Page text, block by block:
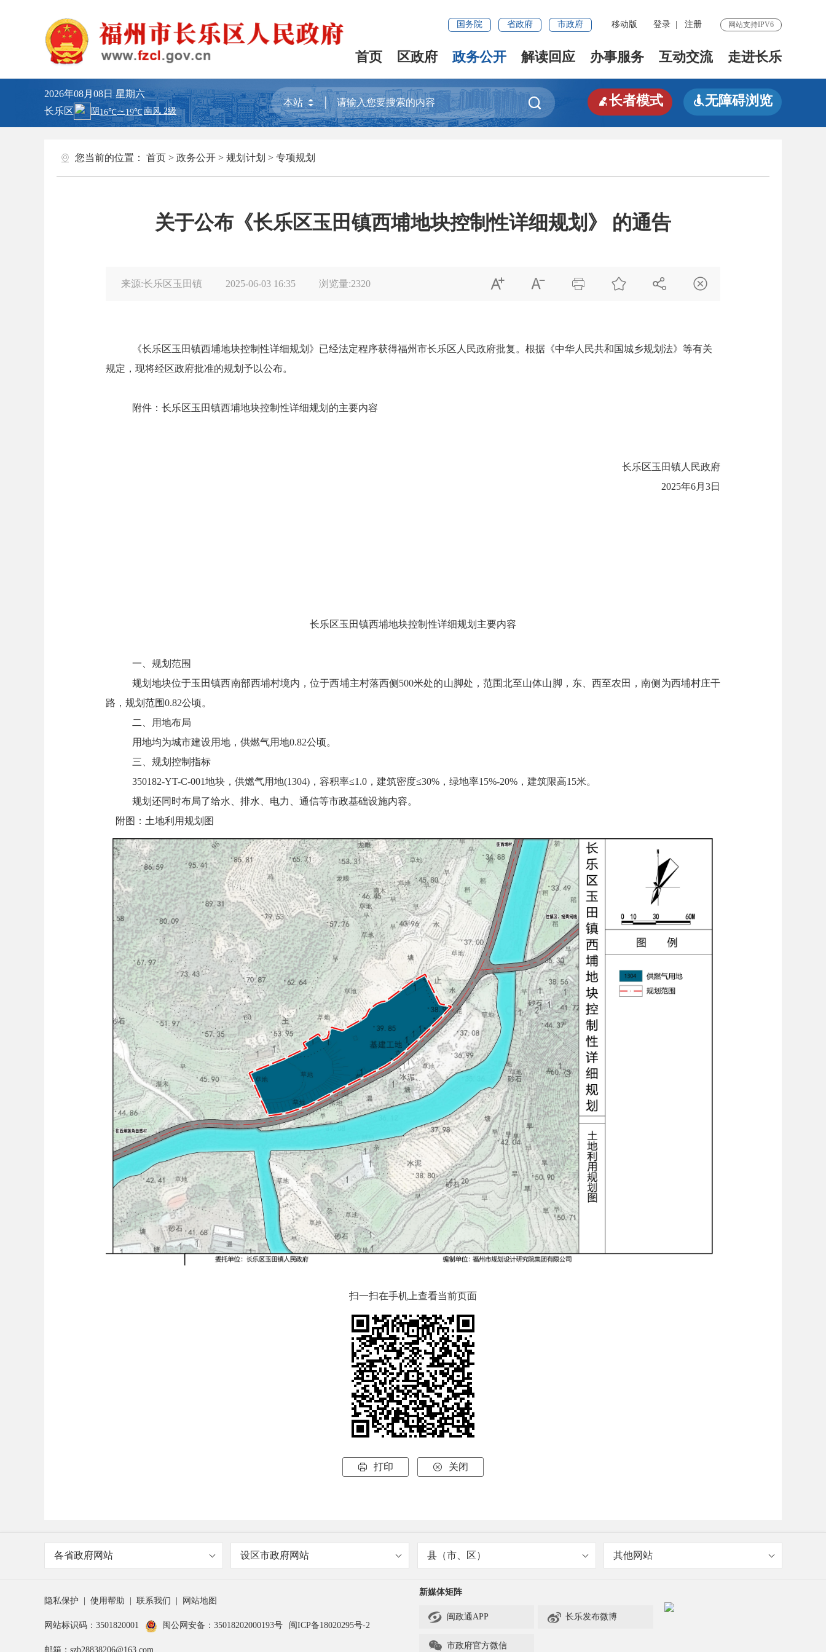
国务院 省政府 市政府 移动版 登录 注册 网站支持IPV6
首页 区政府 政务公开 解读回应 办事服务 互动交流 走进长乐
2026年08月08日 星期六
长乐区
 长者模式 无障碍浏览
您当前的位置： 首页 > 政务公开 > 规划计划 > 专项规划
关于公布《长乐区玉田镇西埔地块控制性详细规划》 的通告
来源:长乐区玉田镇 2025-06-03 16:35 浏览量:2320      
《长乐区玉田镇西埔地块控制性详细规划》已经法定程序获得福州市长乐区人民政府批复 。 根据《中华人民共和国城乡规划法》等有关
规定，现将经区政府批准的规划予以公布。
附件：长乐区玉田镇西埔地块控制性详细规划的主要内容
长乐区玉田镇人民政府
2025年6月 3日
长乐区玉田镇西埔地块控制性详细规划主要内容
一、规划范围
规划地块位于玉田镇西南部西埔村境内，位于西埔主村落西侧 500米处的山脚处，范围北至山体山脚，东、西至农田，南侧为西埔村庄干
路，规划范围0.82公顷。
二、用地布局
用地均为城市建设用地，供燃气用地0.82公顷。
三、规划控制指标
350182-YT-C-001地块，供燃气用地(1304)，容积率≤1.0，建筑密度≤30%，绿地率15%-20%，建筑限高15米。
规划还同时布局了给水、排水、电力、通信等市政基础设施内容。
附图：土地利用规划图
扫一扫在手机上查看当前页面
 打印  关闭
各省政府网站 设区市政府网站 县（市、区） 其他网站
隐私保护 使用帮助 联系我们 网站地图
网站标识码：3501820001 闽公网安备：35018202000193号 闽ICP备18020295号-2
邮箱：szb28838206@163.com
新媒体矩阵
 闽政通APP  长乐发布微博
 市政府官方微信